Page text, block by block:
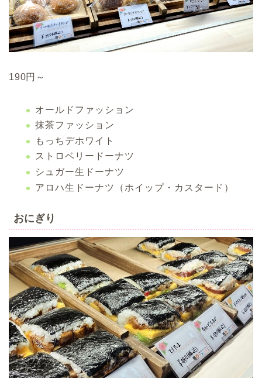
190円～
オールドファッション
抹茶ファッション
もっちデホワイト
ストロベリードーナツ
シュガー生ドーナツ
アロハ生ドーナツ（ホイップ・カスタード）
おにぎり